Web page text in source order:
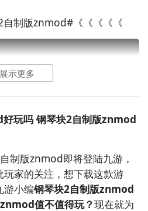
》
琴音乐游戏，以唯美画风和
法偏单机，但其支持在线成
举办的线上活动赛事，具备
音乐深度的玩家。
游，采用动态判定线与非固
尽管主体为单机模式，但游
官方组织的线上活动赛事，
成活跃的在线竞技生态。其
自制版znmod#《《《《《
展示更多
玩吗 钢琴块2自制版znmod
制版znmod即将登陆九游，
家的关注，想下载这款游
游小编钢琴块2自制版znmod
值不值得玩？现在就为